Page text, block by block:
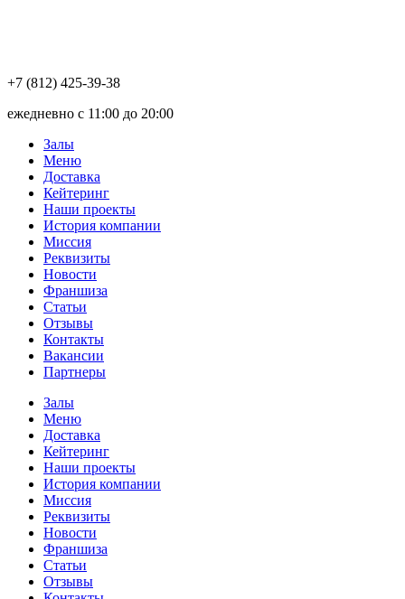
+7 (812) 425-39-38
ежедневно с 11:00 до 20:00
Залы
Меню
Доставка
Кейтеринг
Наши проекты
История компании
Миссия
Реквизиты
Новости
Франшиза
Статьи
Отзывы
Контакты
Вакансии
Партнеры
Залы
Меню
Доставка
Кейтеринг
Наши проекты
История компании
Миссия
Реквизиты
Новости
Франшиза
Статьи
Отзывы